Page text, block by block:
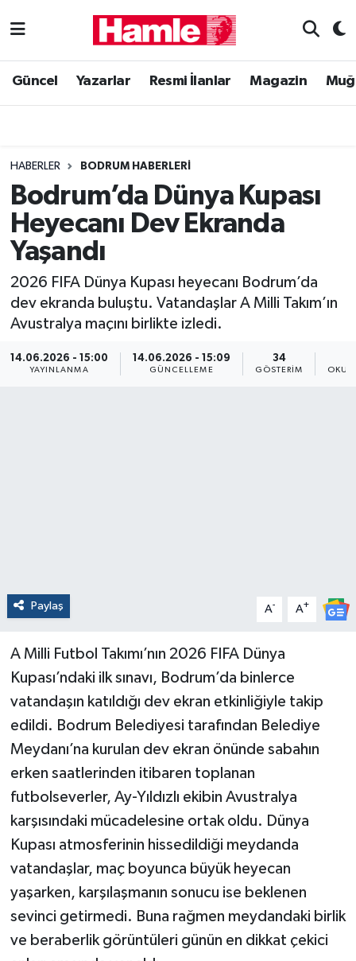
Güncel Yazarlar Resmi İlanlar Magazin
HABERLER BODRUM HABERLERI
Bodrum’da Dünya Kupası
Heyecanı Dev Ekranda
Yaşandı
2026 FIFA Dünya Kupası heyecanı Bodrum’da
dev ekranda buluştu. Vatandaşlar A Milli Takım’ın
Avustralya maçını birlikte izledi.
14.06.2026 - 15:00
YAYINLANMA
14.06.2026 - 15:09
GÜNCELLEME
34
GÖSTERIM
Paylaş A- A+
A Milli Futbol Takımı’nın 2026 FIFA Dünya
Kupası’ndaki ilk sınavı, Bodrum’da binlerce
vatandaşın katıldığı dev ekran etkinliğiyle takip
edildi. Bodrum Belediyesi tarafından Belediye
Meydanı’na kurulan dev ekran önünde sabahın
erken saatlerinden itibaren toplanan
futbolseverler, Ay-Yıldızlı ekibin Avustralya
karşısındaki mücadelesine ortak oldu. Dünya
Kupası atmosferinin hissedildiği meydanda
vatandaşlar, maç boyunca büyük heyecan
yaşarken, karşılaşmanın sonucu ise beklenen
sevinci getirmedi. Buna rağmen meydandaki birlik
ve beraberlik görüntüleri günün en dikkat çekici
Güncel
Magazin
Muğla Haber
Siyaset
Muğla Nöbetçi Eczaneler
Muğla Trafik Yoğunluk Haritası
Süper Lig Puan Durumu ve Fikstür
Tüm Manşetler
Son Dakika Haberleri